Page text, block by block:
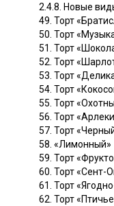
2.4.8. Новые
49. Торт
50. Торт
51. Торт
52. Торт
53. Торт
54. Торт
55. Торт
56. Торт
57. Торт
58. «Лимонный»
59. Торт
60. Торт «Сент-
61. Торт
62. Торт